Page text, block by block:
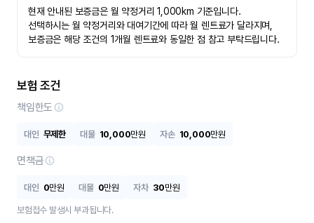
현재 안내된 보증금은 월 약정거리 1,000km 기준입니다.
선택하시는 월 약정거리와 대여기간에 따라 월 렌트료가 달라지며,
보증금은 해당 조건의 1개월 렌트료와 동일한 점 참고 부탁드립니다.
보험 조건
책임한도
대인 무제한 대물 10,000만원 자손 10,000만원
면책금
대인 0만원 대물 0만원 자차 30만원
보험접수 발생시 부과됩니다.